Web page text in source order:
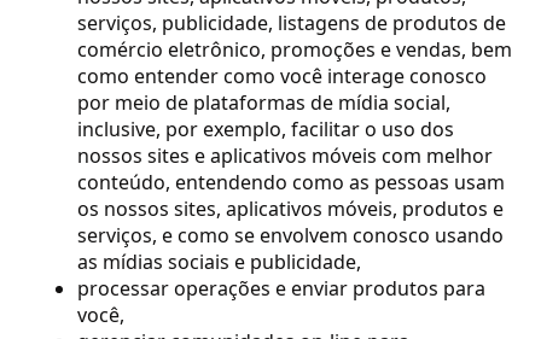
serviços, publicidade, listagens de produtos de
comércio eletrônico, promoções e vendas, bem
como entender como você interage conosco
por meio de plataformas de mídia social,
inclusive, por exemplo, facilitar o uso dos
nossos sites e aplicativos móveis com melhor
conteúdo, entendendo como as pessoas usam
os nossos sites, aplicativos móveis, produtos e
serviços, e como se envolvem conosco usando
as mídias sociais e publicidade,
processar operações e enviar produtos para
você,